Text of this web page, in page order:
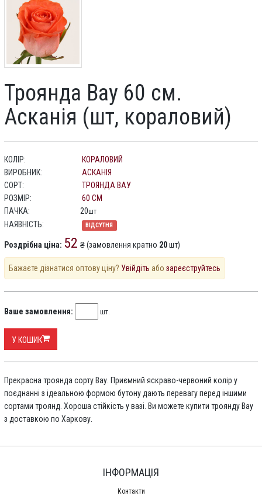
Троянда Вау 60 см.
Асканія (шт, кораловий)
КОЛІР:
КОРАЛОВИЙ
ВИРОБНИК:
АСКАНІЯ
СОРТ:
ТРОЯНДА ВАУ
РОЗМІР:
60 СМ
ПАЧКА:
20шт
НАЯВНІСТЬ: ВІДСУТНЯ
Роздрібна ціна: 52 ₴ (замовлення кратно 20шт)
Бажаєте дізнатися оптову ціну? Увійдіть або зареєструйтесь
Ваше замовлення: шт.
У КОШИК
Прекрасна троянда сорту Вау. Приємний яскраво-червоний колір у
поєднанні з ідеальною формою бутону дають перевагу перед іншими
сортами троянд. Хороша стійкість у вазі. Ви можете купити троянду Вау
з доставкою по Харкову.
ІНФОРМАЦІЯ
Контакти